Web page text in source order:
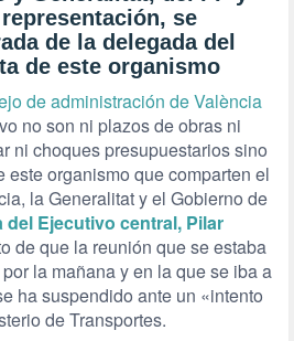
se
de la delegada del
de este organismo
de administración de València
no son ni plazos de obras ni
ni choques presupuestarios sino
este organismo que comparten el
la Generalitat y el Gobierno de
del Ejecutivo central, Pilar
de que la reunión que se estaba
la mañana y en la que se iba a
ha suspendido ante un «intento
de Transportes.